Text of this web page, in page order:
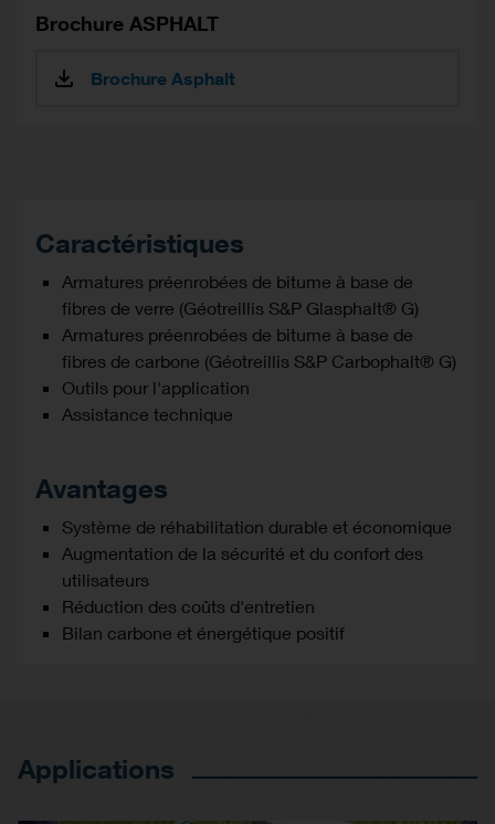
Brochure ASPHALT
Brochure Asphalt
Caractéristiques
Armatures préenrobées de bitume à base de
fibres de verre (Géotreillis S&P Glasphalt® G)
Armatures préenrobées de bitume à base de
fibres de carbone (Géotreillis S&P Carbophalt® G)
Outils pour l'application
Assistance technique
Avantages
Système de réhabilitation durable et économique
Augmentation de la sécurité et du confort des
utilisateurs
Réduction des coûts d'entretien
Bilan carbone et énergétique positif
Applications